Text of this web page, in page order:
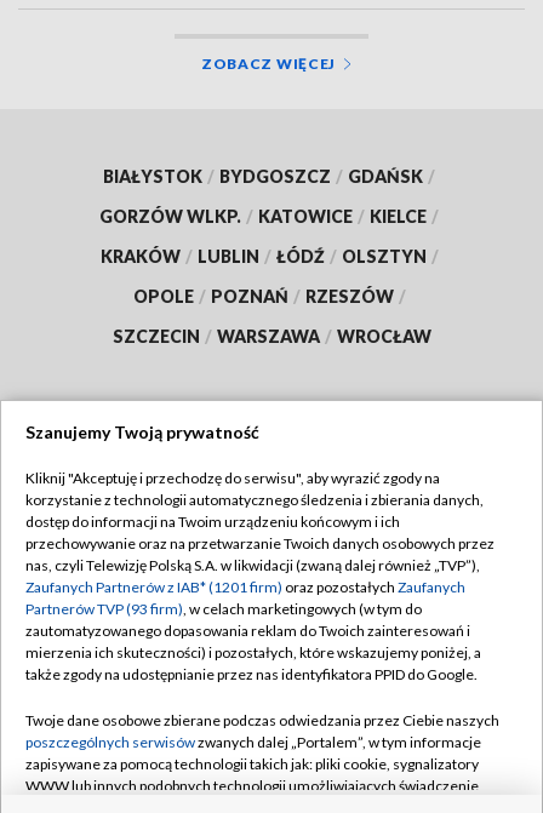
ZOBACZ WIĘCEJ
BIAŁYSTOK / BYDGOSZCZ / GDAŃSK /
GORZÓW WLKP. / KATOWICE / KIELCE /
KRAKÓW / LUBLIN / ŁÓDŹ / OLSZTYN /
OPOLE / POZNAŃ / RZESZÓW /
SZCZECIN / WARSZAWA / WROCŁAW
TVP
Abonament TVP
Emisja w TVP
Centrum informacji TVP
Naziemna Telewizja Cyfrowa
Rada Programowa
System NOS
Regulamin TVP
Polityka prywatności
Moje zgody
Pomoc
Kontakt
Szanujemy Twoją prywatność
Kliknij "Akceptuję i przechodzę do serwisu", aby wyrazić zgody na
korzystanie z technologii automatycznego śledzenia i zbierania danych,
dostęp do informacji na Twoim urządzeniu końcowym i ich
przechowywanie oraz na przetwarzanie Twoich danych osobowych przez
nas, czyli Telewizję Polską S.A. w likwidacji (zwaną dalej również „TVP”),
Zaufanych Partnerów z IAB* (1201 firm) oraz pozostałych Zaufanych
Partnerów TVP (93 firm), w celach marketingowych (w tym do
zautomatyzowanego dopasowania reklam do Twoich zainteresowań i
mierzenia ich skuteczności) i pozostałych, które wskazujemy poniżej, a
także zgody na udostępnianie przez nas identyfikatora PPID do Google.
Twoje dane osobowe zbierane podczas odwiedzania przez Ciebie naszych
poszczególnych serwisówzwanych dalej „Portalem”, w tym informacje
zapisywane za pomocą technologii takich jak: pliki cookie, sygnalizatory
WWW lub innych podobnych technologii umożliwiających świadczenie